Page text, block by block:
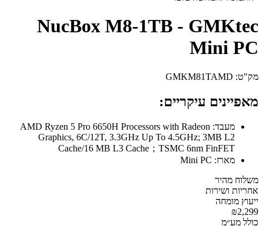
NucBox M8-1TB - GMKtec
Mini PC
מק"ט: GMKM81TAMD
מאפיינים עיקריים:
מעבד: AMD Ryzen 5 Pro 6650H Processors with Radeon
Graphics, 6C/12T, 3.3GHz Up To 4.5GHz; 3MB L2
Cache/16 MB L3 Cache；TSMC 6nm FinFET
מארז:
משלוח מהיר
אחריות ושירות
ייעוץ מומחה
₪2,299
כולל מע״מ